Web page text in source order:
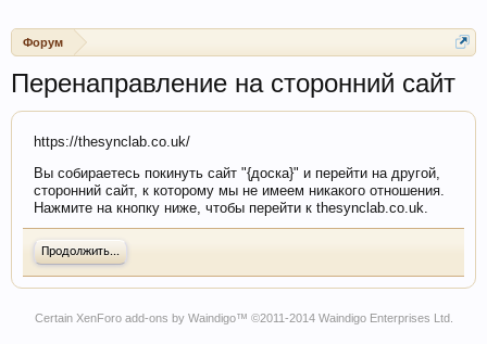
Форум
Перенаправление на сторонний сайт
https://thesynclab.co.uk/
Вы собираетесь покинуть сайт "{доска}" и перейти на другой,
сторонний сайт, к которому мы не имеем никакого отношения.
Нажмите на кнопку ниже, чтобы перейти к thesynclab.co.uk.
Продолжить...
Certain XenForo add-ons by Waindigo™ ©2011-2014 Waindigo Enterprises Ltd.